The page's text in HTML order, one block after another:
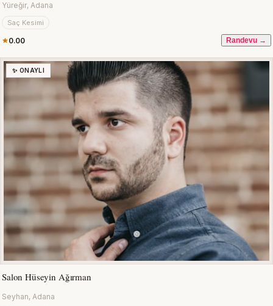
Yüreğir, Adana
Saç Kesimi
0.00 Randevu →
✨ ONAYLI
Salon Hüseyin Ağırman
Seyhan, Adana